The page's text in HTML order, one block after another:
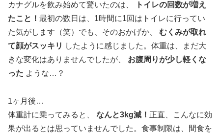
カナグルを飲み始めて驚いたのは、
トイレの回数が増え
たこと！ 最初の数日は、1時間に1回はトイレに行ってい
た気がします（笑）でも、そのおかげか、 むくみが取れ
て顔がスッキリ したように感じました。体重は、まだ大
きな変化はありませんでしたが、 お腹周りが少し軽くな
った ような…？
1ヶ月後…
体重計に乗ってみると、 なんと3kg減！ 正直、こんなに効
果が出るとは思っていませんでした。食事制限は、間食を